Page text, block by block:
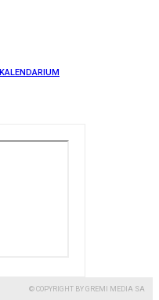
KALENDARIUM
© COPYRIGHT BY GREMI MEDIA SA